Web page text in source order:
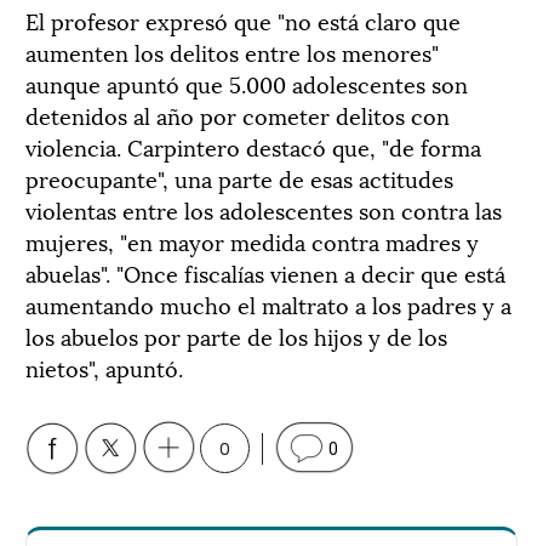
El profesor expresó que "no está claro que
aumenten los delitos entre los menores"
aunque apuntó que 5.000 adolescentes son
detenidos al año por cometer delitos con
violencia. Carpintero destacó que, "de forma
preocupante", una parte de esas actitudes
violentas entre los adolescentes son contra las
mujeres, "en mayor medida contra madres y
abuelas". "Once fiscalías vienen a decir que está
aumentando mucho el maltrato a los padres y a
los abuelos por parte de los hijos y de los
nietos", apuntó.
0 0